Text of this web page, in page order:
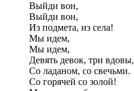
Выйди вон,
Выйди вон,
Из подмета, из села!
Мы идем,
Мы идем,
Девять девок, три вдовы,
Со ладаном, со свечьми.
Со горячей со золой!